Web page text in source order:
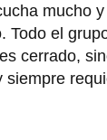
mucho
Todo el
cerrado,
siempre